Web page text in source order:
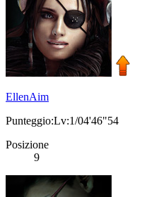
EllenAim
Punteggio:Lv:1/04'46"54
Posizione
9